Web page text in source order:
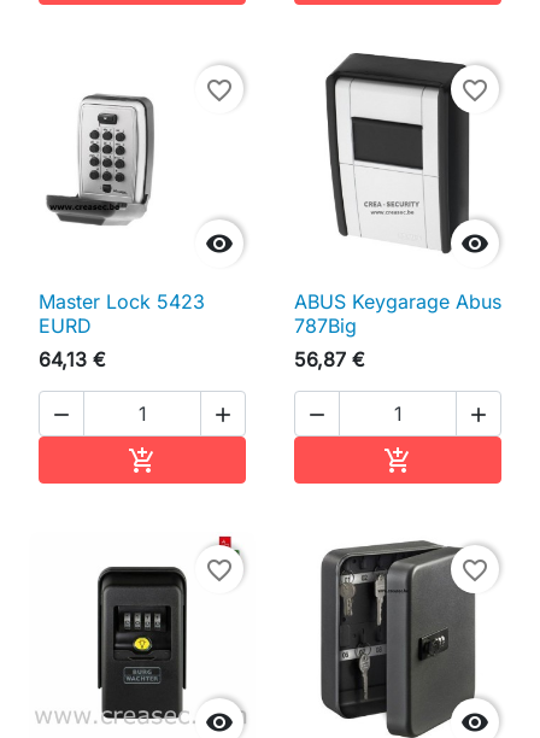

favorite_border
Master Lock 5423
EURD
64,13 €
 


favorite_border
ABUS Keygarage Abus
787Big
56,87 €
 


favorite_border

favorite_border